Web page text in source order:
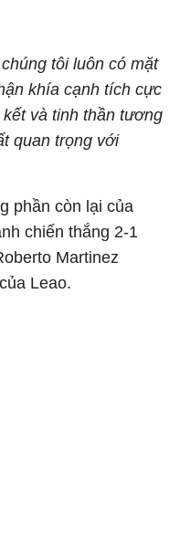
tôi luôn có mặt
khía cạnh tích cực
và tinh thần tương
quan trọng với
phần còn lại của
chiến thắng 2-1
Martinez
Leao.